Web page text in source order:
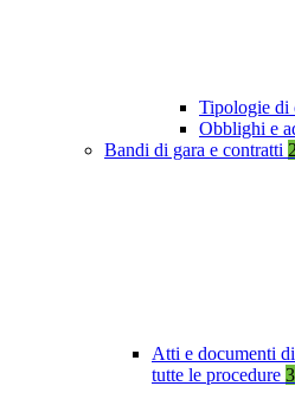
Tipologie di
Obblighi e
Bandi di gara e contratti
Atti e documenti
tutte le procedure 3